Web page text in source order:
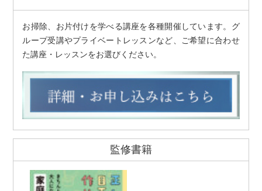
お掃除、お片付けを学べる講座を各種開催しています。グ
ループ受講やプライベートレッスンなど、ご希望に合わせ
た講座・レッスンをお選びください。
監修書籍